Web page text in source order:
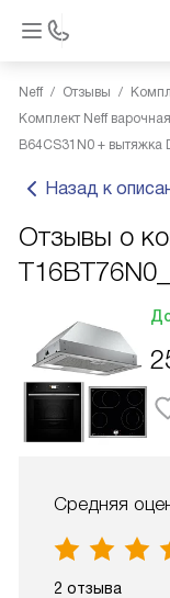
Neff Отзывы
Комплект Neff
B64CS31N0 + вытяжка
Назад к
Отзывы о
Средняя
2 отзыва